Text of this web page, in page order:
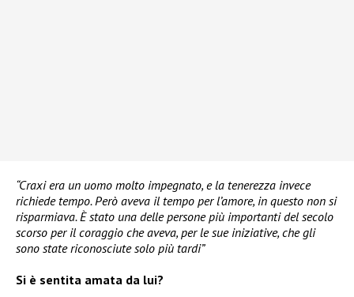
“Craxi era un uomo molto impegnato, e la tenerezza invece
richiede tempo. Però aveva il tempo per l’amore, in questo non si
risparmiava. È stato una delle persone più importanti del secolo
scorso per il coraggio che aveva, per le sue iniziative, che gli
sono state riconosciute solo più tardi”
Si è sentita amata da lui?